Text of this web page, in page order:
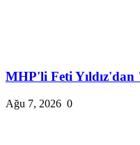
MHP'li Feti
Ağu 7, 2026 0